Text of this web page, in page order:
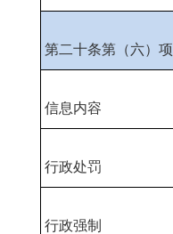
第二十条第（六）项
信息内容
行政处罚
行政强制